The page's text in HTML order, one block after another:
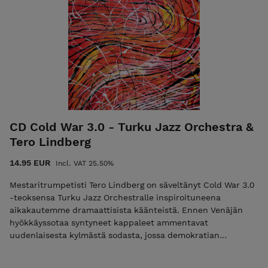
breath control, as well as the precision and speed of fingers
and tongue. “The Trumpeter’s Handbook” is destined to be a
significant cornerstone in the development of European
trumpet playing.
CD Cold War 3.0 - Turku Jazz Orchestra &
Tero Lindberg
14.95 EUR Incl. VAT 25.50%
Mestaritrumpetisti Tero Lindberg on säveltänyt Cold War 3.0
-teoksensa Turku Jazz Orchestralle inspiroituneena
aikakautemme dramaattisista käänteistä. Ennen Venäjän
hyökkäyssotaa syntyneet kappaleet ammentavat
uudenlaisesta kylmästä sodasta, jossa demokratian